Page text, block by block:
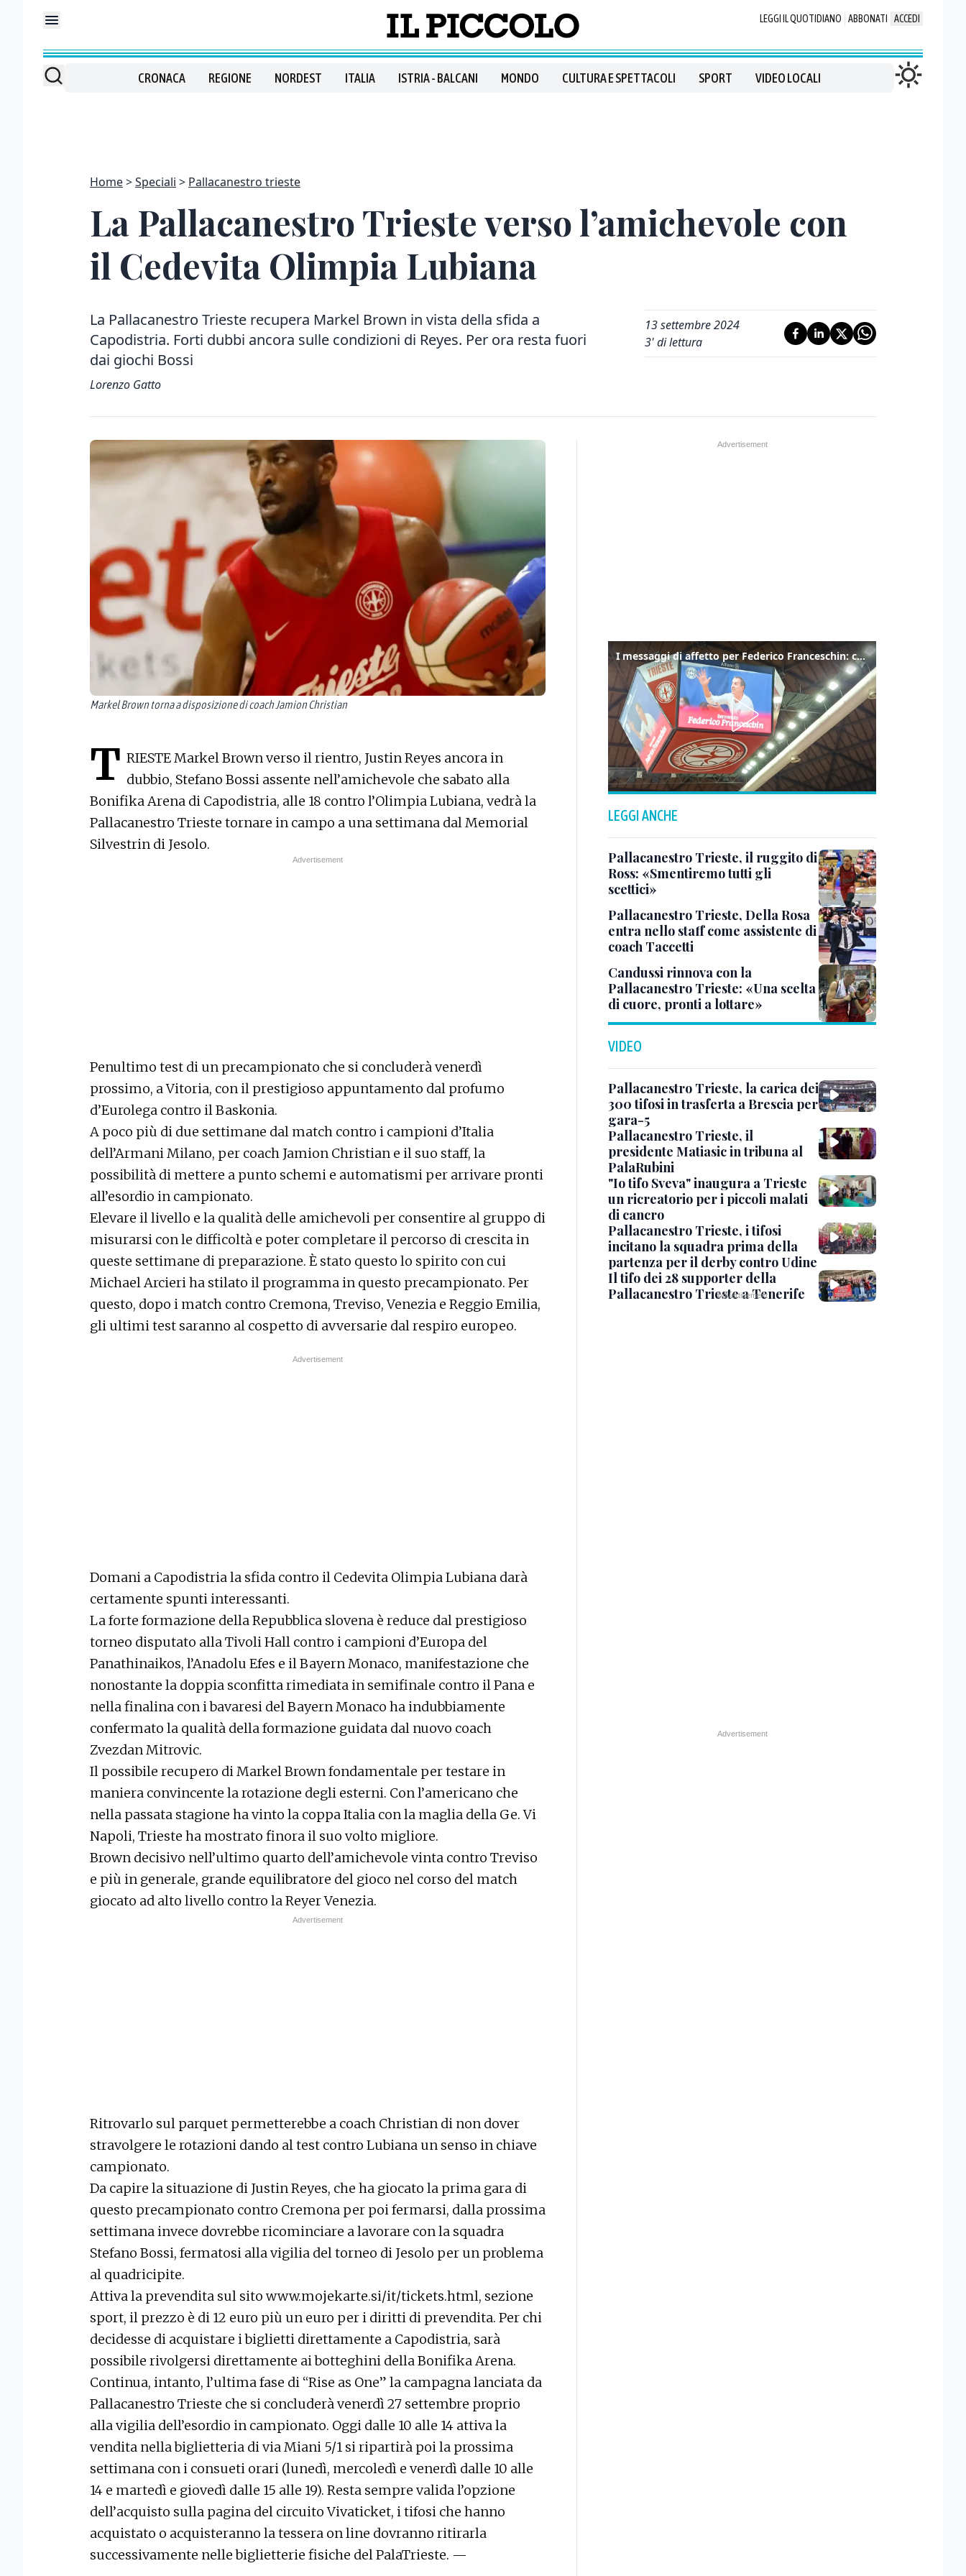
LEGGI IL QUOTIDIANO ABBONATI ACCEDI
CRONACA REGIONE NORDEST ITALIA ISTRIA - BALCANI MONDO CULTURA E SPETTACOLI SPORT VIDEO LOCALI
Home Speciali Pallacanestro trieste
La Pallacanestro Trieste verso l’amichevole con
il Cedevita Olimpia Lubiana
La Pallacanestro Trieste recupera Markel Brown in vista della sfida a
Capodistria. Forti dubbi ancora sulle condizioni di Reyes. Per ora resta fuori
dai giochi Bossi
Lorenzo Gatto
13 settembre 2024
3' di lettura
Markel Brown torna a disposizione di coach Jamion Christian
T RIESTEMarkel Brown verso il rientro, Justin Reyes ancora in
dubbio, Stefano Bossi assente nell’amichevole che sabato alla
Bonifika Arena di Capodistria, alle 18 contro l’Olimpia Lubiana, vedrà la
Pallacanestro Trieste tornare in campo a una settimana dal Memorial
Silvestrin di Jesolo.
Penultimo test di un precampionato che si concluderà venerdì
prossimo, a Vitoria, con il prestigioso appuntamento dal profumo
d’Eurolega contro il Baskonia.
A poco più di due settimane dal match contro i campioni d’Italia
dell’Armani Milano, per coach Jamion Christian e il suo staff, la
possibilità di mettere a punto schemi e automatismi per arrivare pronti
all’esordio in campionato.
Elevare il livello e la qualità delle amichevoli per consentire al gruppo di
misurarsi con le difficoltà e poter completare il percorso di crescita in
queste settimane di preparazione. È stato questo lo spirito con cui
Michael Arcieri ha stilato il programma in questo precampionato. Per
questo, dopo i match contro Cremona, Treviso, Venezia e Reggio Emilia,
gli ultimi test saranno al cospetto di avversarie dal respiro europeo.
Domani a Capodistria la sfida contro il Cedevita Olimpia Lubiana darà
certamente spunti interessanti.
La forte formazione della Repubblica slovena è reduce dal prestigioso
torneo disputato alla Tivoli Hall contro i campioni d’Europa del
Panathinaikos, l’Anadolu Efes e il Bayern Monaco, manifestazione che
nonostante la doppia sconfitta rimediata in semifinale contro il Pana e
nella finalina con i bavaresi del Bayern Monaco ha indubbiamente
confermato la qualità della formazione guidata dal nuovo coach
Zvezdan Mitrovic.
Il possibile recupero di Markel Brown fondamentale per testare in
maniera convincente la rotazione degli esterni. Con l’americano che
nella passata stagione ha vinto la coppa Italia con la maglia della Ge. Vi
Napoli, Trieste ha mostrato finora il suo volto migliore.
Brown decisivo nell’ultimo quarto dell’amichevole vinta contro Treviso
e più in generale, grande equilibratore del gioco nel corso del match
giocato ad alto livello contro la Reyer Venezia.
Ritrovarlo sul parquet permetterebbe a coach Christian di non dover
stravolgere le rotazioni dando al test contro Lubiana un senso in chiave
campionato.
Da capire la situazione di Justin Reyes, che ha giocato la prima gara di
questo precampionato contro Cremona per poi fermarsi, dalla prossima
settimana invece dovrebbe ricominciare a lavorare con la squadra
Stefano Bossi, fermatosi alla vigilia del torneo di Jesolo per un problema
al quadricipite.
Attiva la prevendita sul sito www.mojekarte.si/it/tickets.html, sezione
sport, il prezzo è di 12 euro più un euro per i diritti di prevendita. Per chi
decidesse di acquistare i biglietti direttamente a Capodistria, sarà
possibile rivolgersi direttamente ai botteghini della Bonifika Arena.
Continua, intanto, l’ultima fase di “Rise as One” la campagna lanciata da
Pallacanestro Trieste che si concluderà venerdì 27 settembre proprio
alla vigilia dell’esordio in campionato. Oggi dalle 10 alle 14 attiva la
vendita nella biglietteria di via Miani 5/1 si ripartirà poi la prossima
settimana con i consueti orari (lunedì, mercoledì e venerdì dalle 10 alle
14 e martedì e giovedì dalle 15 alle 19). Resta sempre valida l’opzione
dell’acquisto sulla pagina del circuito Vivaticket, i tifosi che hanno
acquistato o acquisteranno la tessera on line dovranno ritirarla
successivamente nelle biglietterie fisiche del PalaTrieste. —
I messaggi di affetto per Federico Franceschin: così il mondo del basket gli è stato accanto fino all’ultimo
LEGGI ANCHE
Pallacanestro Trieste, il ruggito di
Ross: «Smentiremo tutti gli
scettici»
Pallacanestro Trieste, Della Rosa
entra nello staff come assistente di
coach Taccetti
Candussi rinnova con la
Pallacanestro Trieste: «Una scelta
di cuore, pronti a lottare»
VIDEO
Pallacanestro Trieste, la carica dei
300 tifosi in trasferta a Brescia per
gara-5
Pallacanestro Trieste, il
presidente Matiasic in tribuna al
PalaRubini
"Io tifo Sveva" inaugura a Trieste
un ricreatorio per i piccoli malati
di cancro
Pallacanestro Trieste, i tifosi
incitano la squadra prima della
partenza per il derby contro Udine
Il tifo dei 28 supporter della
Pallacanestro Trieste a Tenerife